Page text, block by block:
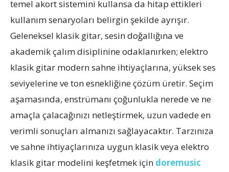
temel akort sistemini kullansa da hitap ettikleri
kullanım senaryoları belirgin şekilde ayrışır.
Geleneksel klasik gitar, sesin doğallığına ve
akademik çalım disiplinine odaklanırken; elektro
klasik gitar modern sahne ihtiyaçlarına, yüksek ses
seviyelerine ve ton esnekliğine çözüm üretir. Seçim
aşamasında, enstrümanı çoğunlukla nerede ve ne
amaçla çalacağınızı netleştirmek, uzun vadede en
verimli sonuçları almanızı sağlayacaktır. Tarzınıza
ve sahne ihtiyaçlarınıza uygun klasik veya elektro
klasik gitar modelini keşfetmek için doremusic